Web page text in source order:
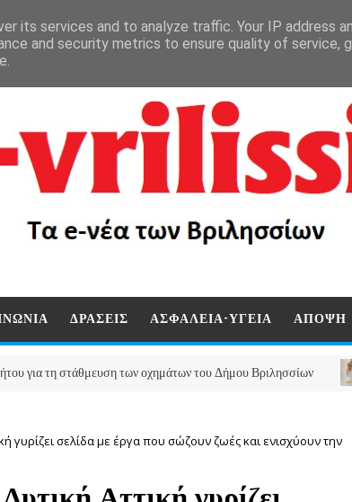
ΔΡΑΣΕΙΣ ΑΣΦΑΛΕΙΑ-ΥΓΕΙΑ ΑΠΟΨΗ
στάθμευση των οχημάτων του Δήμου Βριλησσίων
γυρίζει σελίδα με έργα που σώζουν ζωές και ενισχύουν την
its services and to analyze traffic. Your IP address
and security metrics to ensure quality of service,